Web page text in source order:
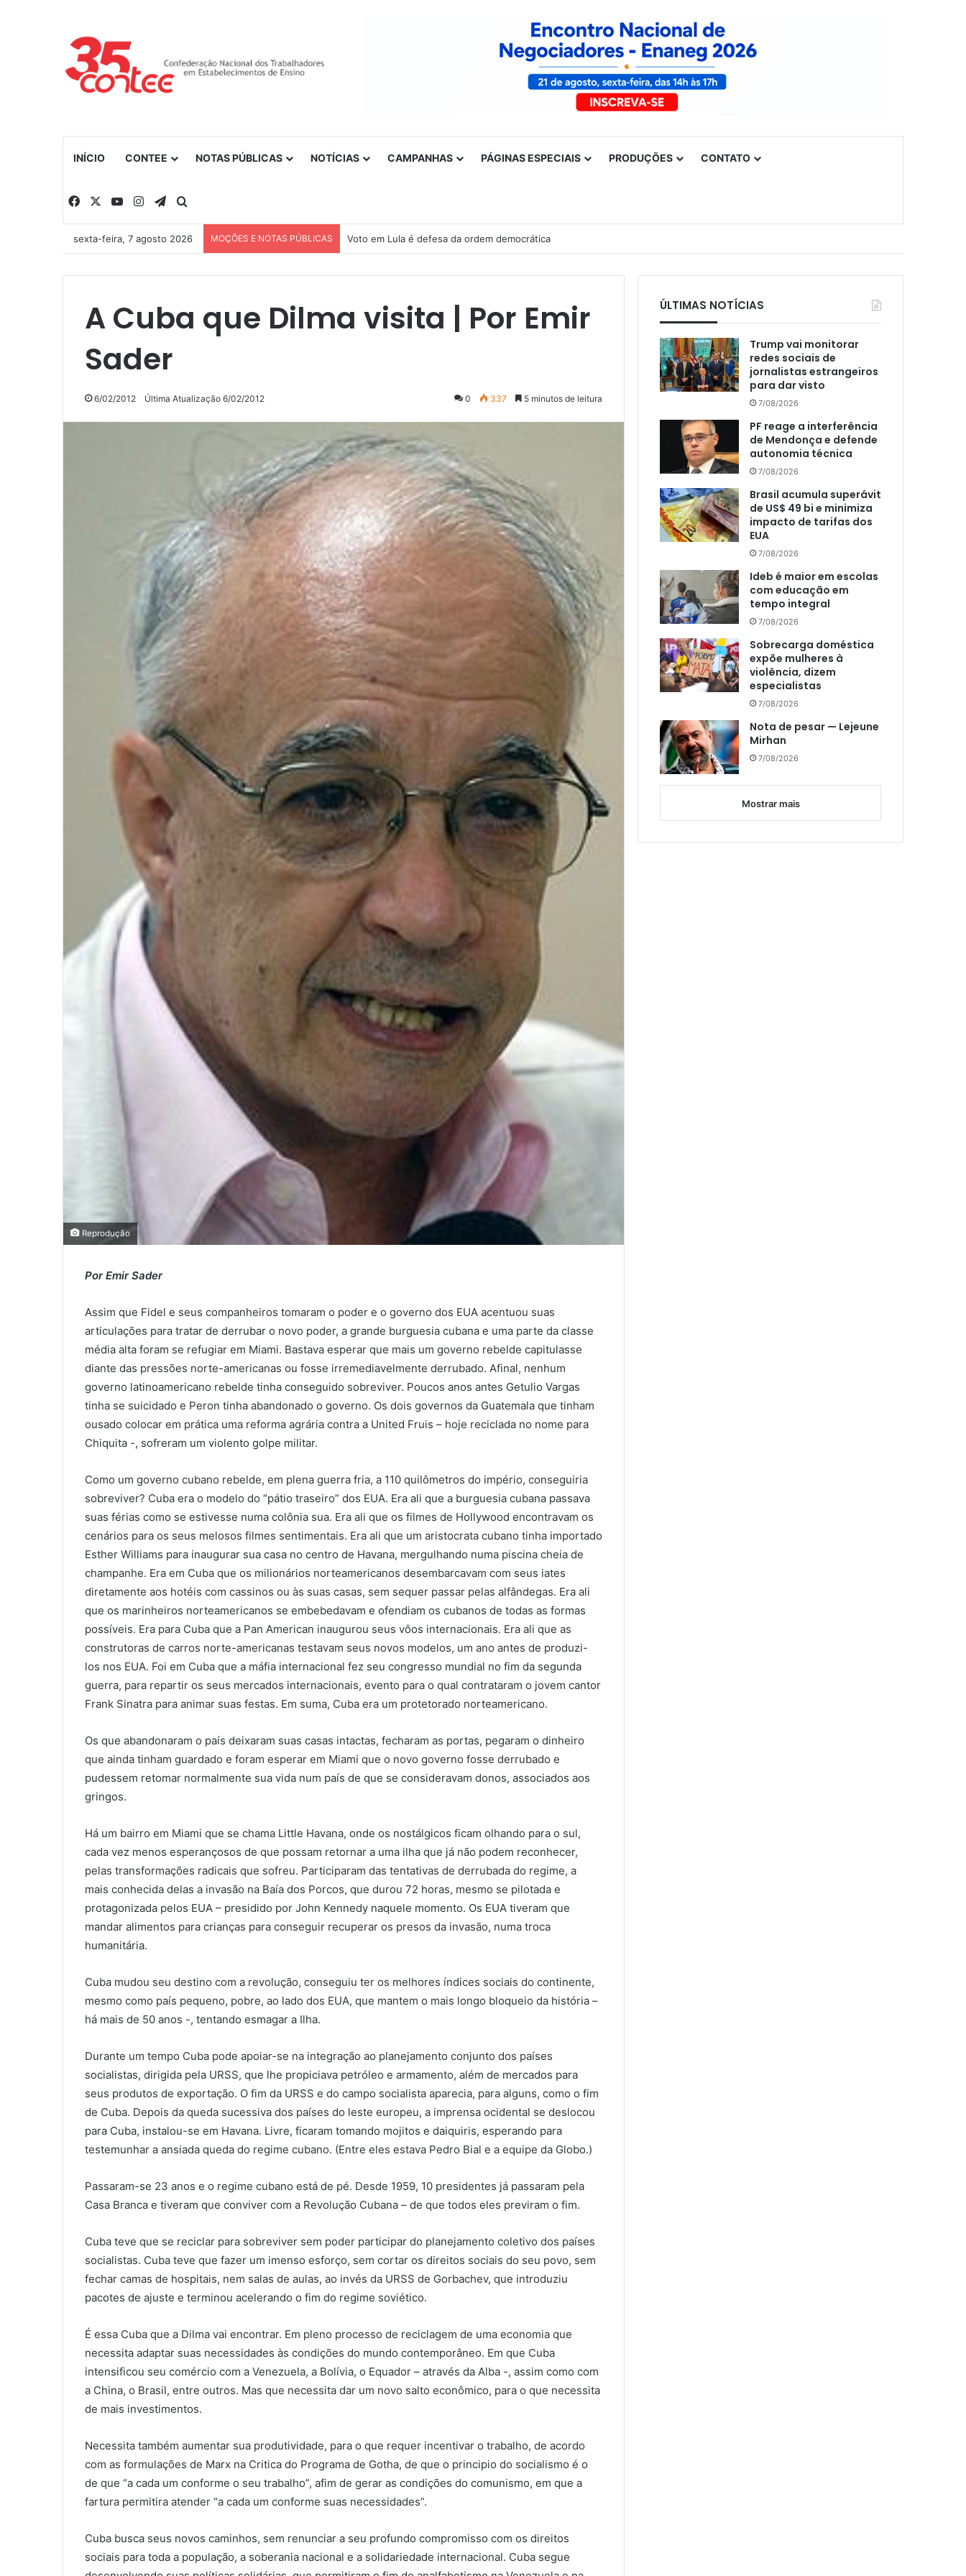
INÍCIO CONTEE NOTAS PÚBLICAS NOTÍCIAS CAMPANHAS PÁGINAS ESPECIAIS PRODUÇÕES CONTATO
Facebook YouTubeInstagramTelegram
sexta-feira, 7 agosto 2026 MOÇÕES E NOTAS PÚBLICAS Nota de solidariedade ao povo venezuelano
A Cuba que Dilma visita | Por Emir
Sader
6/02/2012 Última Atualização 6/02/2012 0 337 5 minutos de leitura
Reprodução
Por Emir Sader
Assim que Fidel e seus companheiros tomaram o poder e o governo dos EUA acentuou suas
articulações para tratar de derrubar o novo poder, a grande burguesia cubana e uma parte da classe
média alta foram se refugiar em Miami. Bastava esperar que mais um governo rebelde capitulasse
diante das pressões norte-americanas ou fosse irremediavelmente derrubado. Afinal, nenhum
governo latinoamericano rebelde tinha conseguido sobreviver. Poucos anos antes Getulio Vargas
tinha se suicidado e Peron tinha abandonado o governo. Os dois governos da Guatemala que tinham
ousado colocar em prática uma reforma agrária contra a United Fruis – hoje reciclada no nome para
Chiquita -, sofreram um violento golpe militar.
Como um governo cubano rebelde, em plena guerra fria, a 110 quilômetros do império, conseguiria
sobreviver? Cuba era o modelo do “pátio traseiro” dos EUA. Era ali que a burguesia cubana passava
suas férias como se estivesse numa colônia sua. Era ali que os filmes de Hollywood encontravam os
cenários para os seus melosos filmes sentimentais. Era ali que um aristocrata cubano tinha importado
Esther Williams para inaugurar sua casa no centro de Havana, mergulhando numa piscina cheia de
champanhe. Era em Cuba que os milionários norteamericanos desembarcavam com seus iates
diretamente aos hotéis com cassinos ou às suas casas, sem sequer passar pelas alfândegas. Era ali
que os marinheiros norteamericanos se embebedavam e ofendiam os cubanos de todas as formas
possíveis. Era para Cuba que a Pan American inaugurou seus vôos internacionais. Era ali que as
construtoras de carros norte-americanas testavam seus novos modelos, um ano antes de produzi-
los nos EUA. Foi em Cuba que a máfia internacional fez seu congresso mundial no fim da segunda
guerra, para repartir os seus mercados internacionais, evento para o qual contrataram o jovem cantor
Frank Sinatra para animar suas festas. Em suma, Cuba era um protetorado norteamericano.
Os que abandonaram o país deixaram suas casas intactas, fecharam as portas, pegaram o dinheiro
que ainda tinham guardado e foram esperar em Miami que o novo governo fosse derrubado e
pudessem retomar normalmente sua vida num país de que se consideravam donos, associados aos
gringos.
Há um bairro em Miami que se chama Little Havana, onde os nostálgicos ficam olhando para o sul,
cada vez menos esperançosos de que possam retornar a uma ilha que já não podem reconhecer,
pelas transformações radicais que sofreu. Participaram das tentativas de derrubada do regime, a
mais conhecida delas a invasão na Baía dos Porcos, que durou 72 horas, mesmo se pilotada e
protagonizada pelos EUA – presidido por John Kennedy naquele momento. Os EUA tiveram que
mandar alimentos para crianças para conseguir recuperar os presos da invasão, numa troca
humanitária.
Cuba mudou seu destino com a revolução, conseguiu ter os melhores índices sociais do continente,
mesmo como país pequeno, pobre, ao lado dos EUA, que mantem o mais longo bloqueio da história –
há mais de 50 anos -, tentando esmagar a Ilha.
Durante um tempo Cuba pode apoiar-se na integração ao planejamento conjunto dos países
socialistas, dirigida pela URSS, que lhe propiciava petróleo e armamento, além de mercados para
seus produtos de exportação. O fim da URSS e do campo socialista aparecia, para alguns, como o fim
de Cuba. Depois da queda sucessiva dos países do leste europeu, a imprensa ocidental se deslocou
para Cuba, instalou-se em Havana. Livre, ficaram tomando mojitos e daiquiris, esperando para
testemunhar a ansiada queda do regime cubano. (Entre eles estava Pedro Bial e a equipe da Globo.)
Passaram-se 23 anos e o regime cubano está de pé. Desde 1959, 10 presidentes já passaram pela
Casa Branca e tiveram que conviver com a Revolução Cubana – de que todos eles previram o fim.
Cuba teve que se reciclar para sobreviver sem poder participar do planejamento coletivo dos países
socialistas. Cuba teve que fazer um imenso esforço, sem cortar os direitos sociais do seu povo, sem
fechar camas de hospitais, nem salas de aulas, ao invés da URSS de Gorbachev, que introduziu
pacotes de ajuste e terminou acelerando o fim do regime soviético.
É essa Cuba que a Dilma vai encontrar. Em pleno processo de reciclagem de uma economia que
necessita adaptar suas necessidades às condições do mundo contemporâneo. Em que Cuba
intensificou seu comércio com a Venezuela, a Bolívia, o Equador – através da Alba -, assim como com
a China, o Brasil, entre outros. Mas que necessita dar um novo salto econômico, para o que necessita
de mais investimentos.
Necessita também aumentar sua produtividade, para o que requer incentivar o trabalho, de acordo
com as formulações de Marx na Critica do Programa de Gotha, de que o principio do socialismo é o
de que “a cada um conforme o seu trabalho”, afim de gerar as condições do comunismo, em que a
fartura permitira atender “a cada um conforme suas necessidades”.
Cuba busca seus novos caminhos, sem renunciar a seu profundo compromisso com os direitos
sociais para toda a população, a soberania nacional e a solidariedade internacional. Cuba segue
ÚLTIMAS NOTÍCIAS
Trump vai monitorar
redes sociais de
jornalistas estrangeiros
para dar visto
7/08/2026
PF reage a interferência
de Mendonça e defende
autonomia técnica
7/08/2026
Brasil acumula superávit
de US$ 49 bi e minimiza
impacto de tarifas dos
EUA
7/08/2026
Ideb é maior em escolas
com educação em
tempo integral
7/08/2026
Sobrecarga doméstica
expõe mulheres à
violência, dizem
especialistas
7/08/2026
Nota de pesar — Lejeune
Mirhan
7/08/2026
Mostrar mais